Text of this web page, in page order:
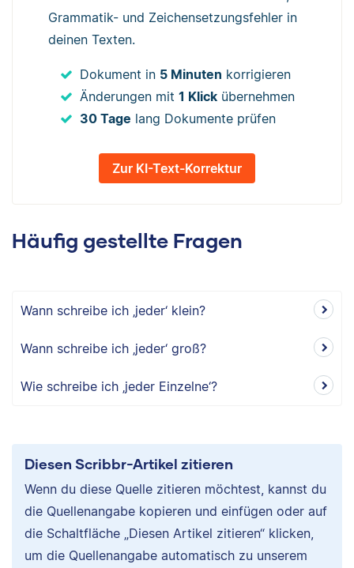
Grammatik- und Zeichensetzungsfehler in
deinen Texten.
Dokument in 5 Minuten korrigieren
Änderungen mit 1 Klick übernehmen
30 Tage lang Dokumente prüfen
Zur KI-Text-Korrektur
Häufig gestellte Fragen
Wann schreibe ich ‚jeder‘ klein?
Wann schreibe ich ‚jeder‘ groß?
Wie schreibe ich ‚jeder Einzelne‘?
Diesen Scribbr-Artikel zitieren
Wenn du diese Quelle zitieren möchtest, kannst du
die Quellenangabe kopieren und einfügen oder auf
die Schaltfläche „Diesen Artikel zitieren“ klicken,
um die Quellenangabe automatisch zu unserem